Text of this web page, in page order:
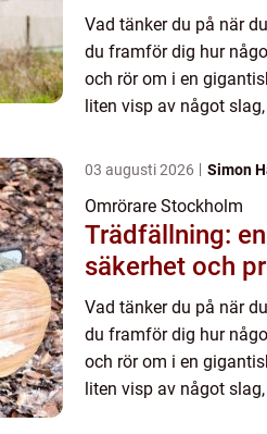
Vad tänker du på när
du framför dig hur
och rör om i en
liten visp av något
03 augusti 2026 Simon
Omrörare Stockholm
Trädfällning:
säkerhet och
Vad tänker du på när
du framför dig hur
och rör om i en
liten visp av något